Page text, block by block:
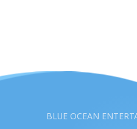
BLUE OCEAN